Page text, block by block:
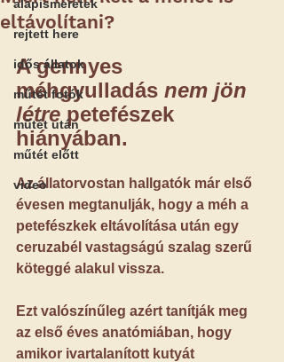
alapismeretek
rejtett here
idős állatok
műtét fotók
műtét után
műtét előtt
video
eltávolítani?
A gennyes
méhgyulladás nem jön
létre petefészek
hiányában.
Az állatorvostan hallgatók már első
évesen megtanulják, hogy a méh a
petefészkek eltávolítása után egy
ceruzabél vastagságú szalag szerű
köteggé alakul vissza.
Ezt valószínűleg azért tanítják meg
az első éves anatómiában, hogy
amikor ivartalanított kutyát